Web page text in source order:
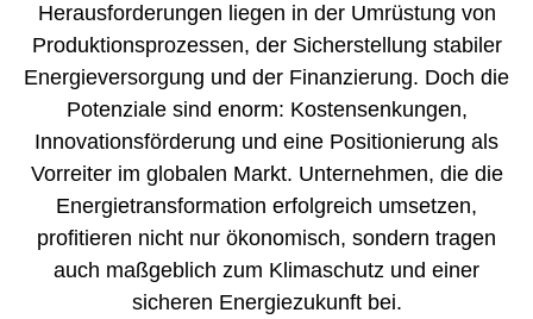
Herausforderungen liegen in der Umrüstung von
Produktionsprozessen, der Sicherstellung stabiler
Energieversorgung und der Finanzierung. Doch die
Potenziale sind enorm: Kostensenkungen,
Innovationsförderung und eine Positionierung als
Vorreiter im globalen Markt. Unternehmen, die die
Energietransformation erfolgreich umsetzen,
profitieren nicht nur ökonomisch, sondern tragen
auch maßgeblich zum Klimaschutz und einer
sicheren Energiezukunft bei.